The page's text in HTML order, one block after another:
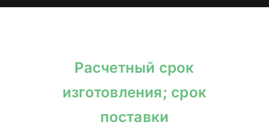
Расчетный срок
изготовления; срок
поставки